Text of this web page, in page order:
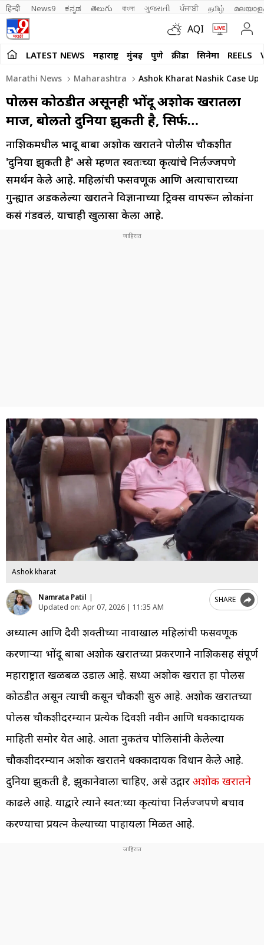
हिन्दी News9 ಕನ್ನಡ తెలుగు বাংলা ગુજરાતી ਪੰਜਾਬੀ தமிழ்
AQI
LATEST NEWS महाराष्ट्र मुंबई पुणे क्रीडा सिनेमा REELS
Marathi News Maharashtra Ashok Kharat Nashik Case
पोलीस कोठडीत असूनही भोंदू अशोक खरातला
माज, बोलतो दुनिया झुकती है, सिर्फ…
नाशिकमधील भोंदू बाबा अशोक खरातने पोलीस चौकशीत
'दुनिया झुकती है' असे म्हणत स्वतःच्या कृत्यांचे निर्लज्जपणे
समर्थन केले आहे. महिलांची फसवणूक आणि अत्याचाराच्या
गुन्ह्यात अडकलेल्या खरातने विज्ञानाच्या ट्रिक्स वापरून लोकांना
कसं गंडवलं, याचाही खुलासा केला आहे.
Ashok kharat
Namrata Patil |
Updated on: Apr 07, 2026 | 11:35 AM
SHARE
अध्यात्म आणि दैवी शक्तीच्या नावाखाली महिलांची फसवणूक
करणाऱ्या भोंदू बाबा अशोक खरातच्या प्रकरणाने नाशिकसह संपूर्ण
महाराष्ट्रात खळबळ उडाली आहे. सध्या अशोक खरात हा पोलीस
कोठडीत असून त्याची कसून चौकशी सुरु आहे. अशोक खरातच्या
पोलीस चौकशीदरम्यान प्रत्येक दिवशी नवीन आणि धक्कादायक
माहिती समोर येत आहे. आता नुकतंच पोलिसांनी केलेल्या
चौकशीदरम्यान अशोक खरातने धक्कादायक विधान केले आहे.
दुनिया झुकती है, झुकानेवाला चाहिए, असे उद्गार अशोक खरातने
काढले आहे. याद्वारे त्याने स्वत:च्या कृत्यांचा निर्लज्जपणे बचाव
करण्याचा प्रयत्न केल्याच्या पाहायला मिळत आहे.